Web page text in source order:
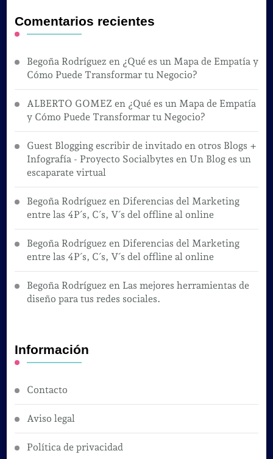
Comentarios recientes
Begoña Rodríguez en ¿Qué es un Mapa de Empatía y
Cómo Puede Transformar tu Negocio?
ALBERTO GOMEZ en ¿Qué es un Mapa de Empatía
y Cómo Puede Transformar tu Negocio?
Guest Blogging escribir de invitado en otros Blogs +
Infografía - Proyecto Socialbytes en Un Blog es un
escaparate virtual
Begoña Rodríguez en Diferencias del Marketing
entre las 4P´s, C´s, V´s del offline al online
Begoña Rodríguez en Diferencias del Marketing
entre las 4P´s, C´s, V´s del offline al online
Begoña Rodríguez en Las mejores herramientas de
diseño para tus redes sociales.
Información
Contacto
Aviso legal
Política de privacidad